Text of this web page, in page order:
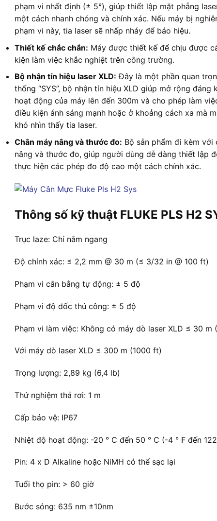
phạm vi nhất định (± 5°), giúp thiết lập mặt phẳng
một cách nhanh chóng và chính xác. Nếu máy bị
phạm vi này, tia laser sẽ nhấp nháy để báo hiệu.
Thiết kế chắc chắn: Máy được thiết kế để chịu được
kiện làm việc khắc nghiệt trên công trường.
Bộ nhận tín hiệu laser XLD: Đây là một phần quan
thống “SYS”, bộ nhận tín hiệu XLD giúp mở rộng đáng
hoạt động của máy lên đến 300m và cho phép làm
điều kiện ánh sáng mạnh hoặc ở khoảng cách xa mà
khó nhìn thấy tia laser.
Chân máy nâng và thước đo: Bộ sản phẩm đi kèm với
nâng và thước đo, giúp người dùng dễ dàng thiết lập
thực hiện các phép đo độ cao một cách chính xác.
Thông số kỹ thuật FLUKE PLS H2
Trục laze: Chỉ nằm ngang
Độ chính xác: ≤ 2,2 mm @ 30 m (≤ 3/32 in @ 100 ft)
Phạm vi cân bằng tự động: ± 5 độ
Phạm vi độ dốc thủ công: ± 5 độ
Phạm vi làm việc: Không có máy dò laser XLD ≤ 30 m
Với máy dò laser XLD ≤ 300 m (1000 ft)
Trọng lượng: 2,89 kg (6,4 lb)
Thử nghiệm thả rơi: 1 m
Cấp bảo vệ: IP67
Nhiệt độ hoạt động: -20 ° C đến 50 ° C (-4 ° F đến
Pin: 4 x D Alkaline hoặc NiMH có thể sạc lại
Tuổi thọ pin: > 60 giờ
Bước sóng: 635 nm ±10nm